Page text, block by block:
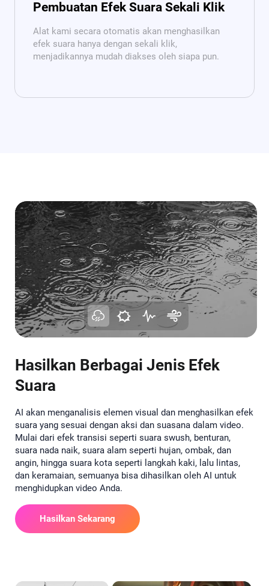
Pembuatan Efek Suara Sekali Klik
Alat kami secara otomatis akan menghasilkan
efek suara hanya dengan sekali klik,
menjadikannya mudah diakses oleh siapa pun.
Hasilkan Berbagai Jenis Efek
Suara
AI akan menganalisis elemen visual dan menghasilkan efek
suara yang sesuai dengan aksi dan suasana dalam video.
Mulai dari efek transisi seperti suara swush, benturan,
suara nada naik, suara alam seperti hujan, ombak, dan
angin, hingga suara kota seperti langkah kaki, lalu lintas,
dan keramaian, semuanya bisa dihasilkan oleh AI untuk
menghidupkan video Anda.
Hasilkan Sekarang